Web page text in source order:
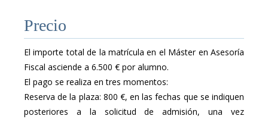
Precio
El importe total de la matrícula en el Máster en Asesoría
Fiscal asciende a 6.500 € por alumno.
El pago se realiza en tres momentos:
Reserva de la plaza: 800 €, en las fechas que se indiquen
posteriores a la solicitud de admisión, una vez